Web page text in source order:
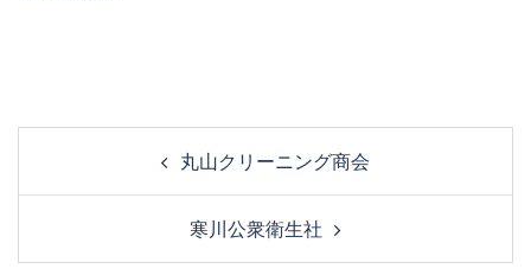
丸山クリーニング商会
寒川公衆衛生社